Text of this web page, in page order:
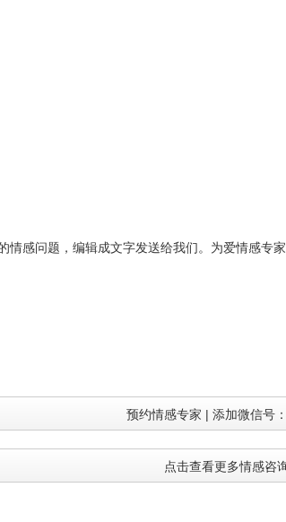
感问题，编辑成文字发送给我们。为爱情感专
预约情感专家 | 添加微信号：
点击查看更多情感咨